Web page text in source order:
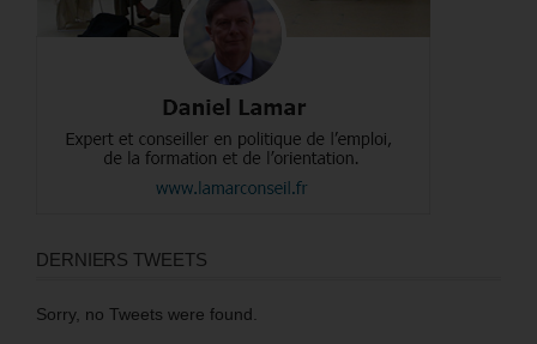
DERNIERS TWEETS
Sorry, no Tweets were found.